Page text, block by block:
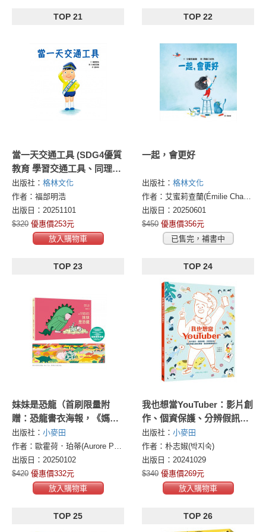
TOP 21
當一天交通工具 (SDG4優質
教育 學習交通工具、同理心
的繪本)
出版社： 格林文化
作者：福部明浩
出版日：20251101
$320 優惠價253元
放入購物車
TOP 22
一起，會更好
出版社： 格林文化
作者：艾蜜莉查蘭(Émilie Chazerand)
出版日：20250601
$450 優惠價356元
已售完，補書中
TOP 23
妹妹是恐龍（首刷限量附
贈：恐龍書衣海報，《媽媽
是房子》作者新作）
出版社： 小麥田
作者：歐霍荷．珀蒂(Aurore Petit)
出版日：20250102
$420 優惠價332元
放入購物車
TOP 24
我也想當YouTuber：影片創
作、個資保護、分辨假訊
息，讀故事建立數位素養，
養成媒體識讀能力（《我會
自己做計畫》同系列作，附
贈「一起認識社群媒體」學
習單）
出版社： 小麥田
作者：朴志婌(박지숙)
出版日：20241029
$340 優惠價269元
放入購物車
TOP 25 TOP 26